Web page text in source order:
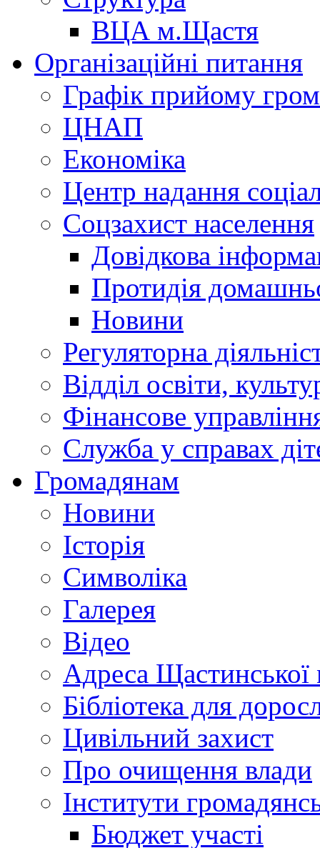
ВЦА м.Щастя
Організаційні питання
Графік прийому
ЦНАП
Економіка
Центр надання
Соцзахист населення
Довідкова
Протидія
Новини
Регуляторна
Відділ освіти,
Фінансове
Служба у справах
Громадянам
Новини
Історія
Символіка
Галерея
Відео
Адреса Щастинської
Бібліотека для
Цивільний захист
Про очищення влади
Інститути
Бюджет участі